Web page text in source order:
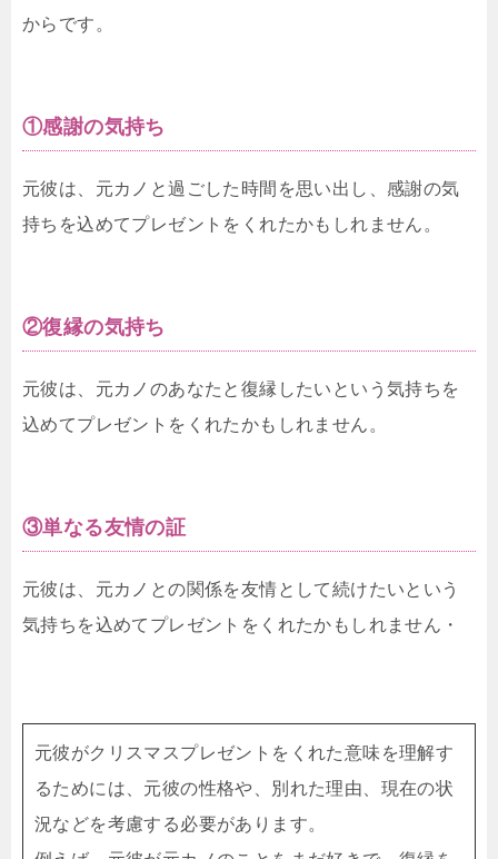
からです。
①感謝の気持ち
元彼は、元カノと過ごした時間を思い出し、感謝の気
持ちを込めてプレゼントをくれたかもしれません。
②復縁の気持ち
元彼は、元カノのあなたと復縁したいという気持ちを
込めてプレゼントをくれたかもしれません。
③単なる友情の証
元彼は、元カノとの関係を友情として続けたいという
気持ちを込めてプレゼントをくれたかもしれません・
元彼がクリスマスプレゼントをくれた意味を理解す
るためには、元彼の性格や、別れた理由、現在の状
況などを考慮する必要があります。